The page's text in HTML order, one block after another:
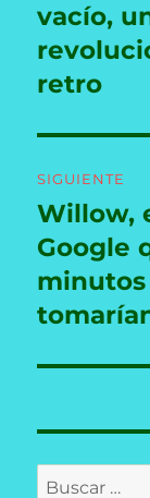
anterior:
vacío,
retro
SIGUIENTE
Entrada
siguiente:
Willow,
Google
Buscar